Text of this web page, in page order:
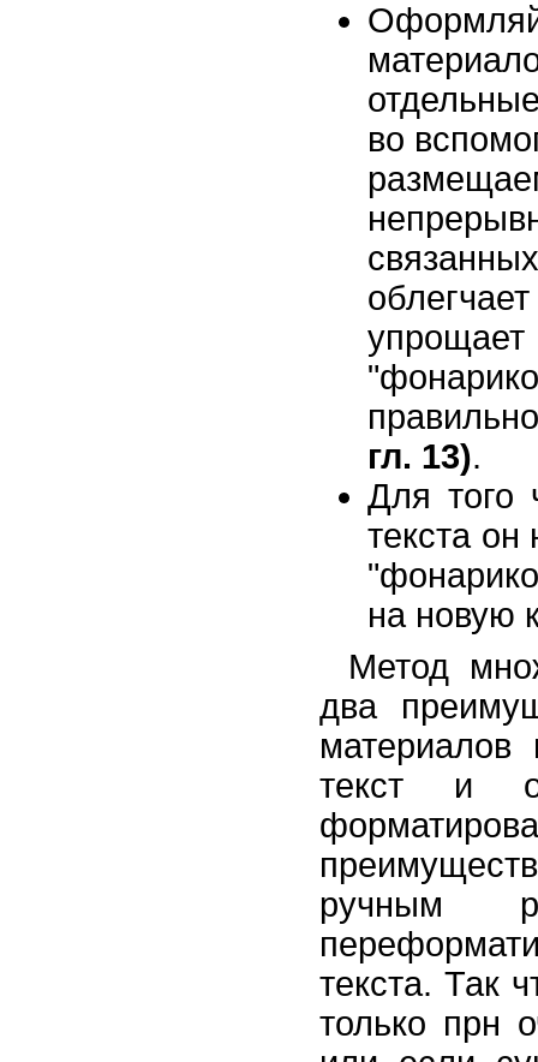
во
гл. 13).
Для того
текста
на новую
Метод
два
текст и
ручным
текста. Так
только прн